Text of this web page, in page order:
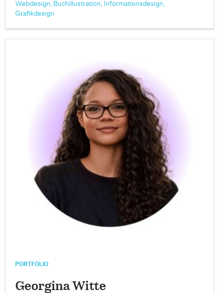
Webdesign, Buchillustration, Informationsdesign,
Grafikdesign
PORTFOLIO
Georgina Witte